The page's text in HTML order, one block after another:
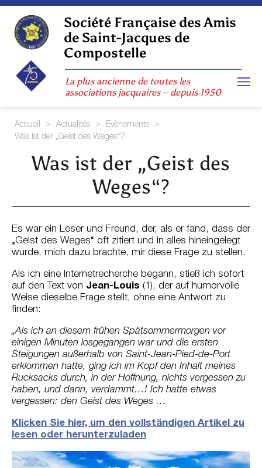
Skip
content
Société Française des Amis
de Saint-Jacques de
Compostelle
La plus ancienne de toutes les
associations jacquaires – depuis 1950
Accueil > Actualités > Evènements
>
Was ist der „Geist des Weges“?
Was ist der „Geist des
Weges“?
Es war ein Leser und Freund, der, als er fand, dass der
„Geist des Weges“ oft zitiert und in alles hineingelegt
wurde, mich dazu brachte, mir diese Frage zu stellen.
Als ich eine Internetrecherche begann, stieß ich sofort
auf den Text von Jean-Louis (1), der auf humorvolle
Weise dieselbe Frage stellt, ohne eine Antwort zu
finden:
„Als ich an diesem frühen Spätsommermorgen vor
einigen Minuten losgegangen war und die ersten
Steigungen außerhalb von Saint-Jean-Pied-de-Port
erklommen hatte, ging ich im Kopf den Inhalt meines
Rucksacks durch, in der Hoffnung, nichts vergessen zu
haben, und dann, verdammt…! Ich hatte etwas
vergessen: den Geist des Weges …
Klicken Sie hier, um den vollständigen Artikel zu
lesen oder herunterzuladen